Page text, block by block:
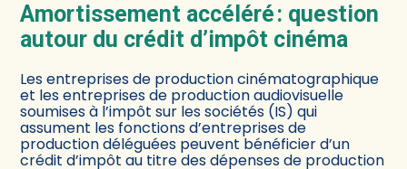
Amortissement accéléré : question
autour du crédit d’impôt cinéma
Les entreprises de production cinématographique
et les entreprises de production audiovisuelle
soumises à l’impôt sur les sociétés (IS) qui
assument les fonctions d’entreprises de
production déléguées peuvent bénéficier d’un
crédit d’impôt au titre des dépenses de production